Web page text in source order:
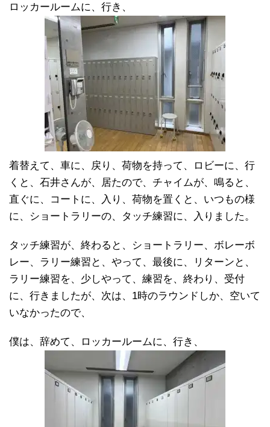
ロッカールームに、行き、
着替えて、車に、戻り、荷物を持って、ロビーに、行
くと、石井さんが、居たので、チャイムが、鳴ると、
直ぐに、コートに、入り、荷物を置くと、いつもの様
に、ショートラリーの、タッチ練習に、入りました。
タッチ練習が、終わると、ショートラリー、ボレーボ
レー、ラリー練習と、やって、最後に、リターンと、
ラリー練習を、少しやって、練習を、終わり、受付
に、行きましたが、次は、1時のラウンドしか、空いて
いなかったので、
僕は、辞めて、ロッカールームに、行き、